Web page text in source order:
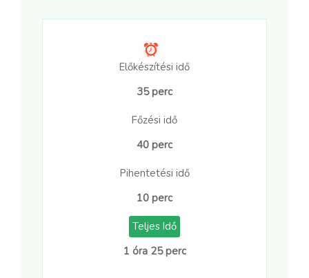
Előkészítési idő
35 perc
Főzési idő
40 perc
Pihentetési idő
10 perc
Teljes Idő
1 óra 25 perc